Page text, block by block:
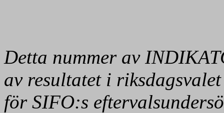
Detta nummer av
av resultatet i
för SIFO:s